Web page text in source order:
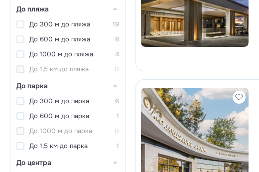
До пляжа
До 300 м до пляжа
19
До 600 м до пляжа
8
До 1000 м до пляжа
4
До 1,5 км до пляжа
0
До парка
До 300 м до парка
6
До 600 м до парка
1
До 1000 м до парка
0
До 1,5 км до парка
1
До центра